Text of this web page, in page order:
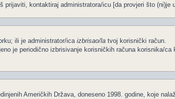
kontaktiraj administratora/icu [da provjeri što (ni)je
ili je administrator/ica izbrisao/la tvoj korisnički račun.
je periodično izbrisivanje korisničkih računa korisnika/
Američkih Država, doneseno 1998. godine, koje